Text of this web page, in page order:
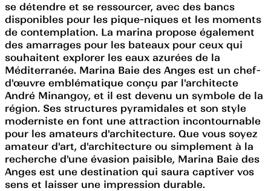
se détendre et se ressourcer, avec des bancs
disponibles pour les pique-niques et les moments
de contemplation. La marina propose également
des amarrages pour les bateaux pour ceux qui
souhaitent explorer les eaux azurées de la
Méditerranée. Marina Baie des Anges est un chef-
d'œuvre emblématique conçu par l'architecte
André Minangoy, et il est devenu un symbole de la
région. Ses structures pyramidales et son style
moderniste en font une attraction incontournable
pour les amateurs d'architecture. Que vous soyez
amateur d'art, d'architecture ou simplement à la
recherche d'une évasion paisible, Marina Baie des
Anges est une destination qui saura captiver vos
sens et laisser une impression durable.